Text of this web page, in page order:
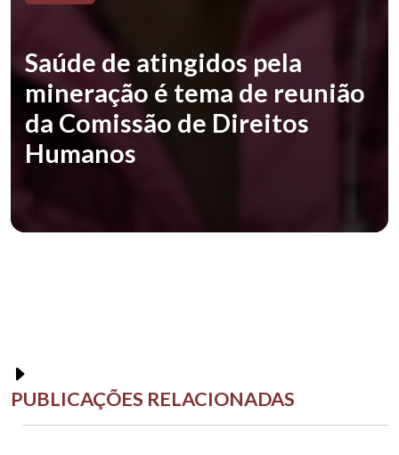
Saúde de atingidos pela
mineração é tema de reunião
da Comissão de Direitos
Humanos
PUBLICAÇÕES RELACIONADAS